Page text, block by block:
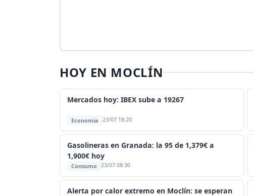
HOY EN MOCLÍN
Mercados hoy: IBEX sube a 19267
Economía 23/07 18:20
Gasolineras en Granada: la 95 de 1,379€ a
1,900€ hoy
Consumo 23/07 08:30
Alerta por calor extremo en Moclín: se esperan